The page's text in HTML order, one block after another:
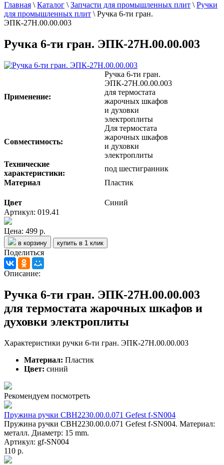
Главная \ Каталог \ Запчасти для промышленных плит \ Ручки
для промышленных плит \ Ручка 6-ти гран.
ЭПК-27Н.00.00.003
Ручка 6-ти гран. ЭПК-27Н.00.00.003
Применение:
Ручка 6-ти гран.
ЭПК-27Н.00.00.003
для термостата
жарочных шкафов
и духовки
электроплиты
Совместимость:
Для термостата
жарочных шкафов
и духовки
электроплиты
Технические
характеристики:
под шестигранник
Материал
Пластик
Цвет
Синий
Артикул: 019.41
Цена: 499 р.
в корзину купить в 1 клик
Поделиться
Описание:
Ручка 6-ти гран. ЭПК-27Н.00.00.003
для термостата жарочных шкафов и
духовки электроплиты
Характеристики ручки 6-ти гран. ЭПК-27Н.00.00.003
Материал: Пластик
Цвет: синий
Рекомендуем посмотреть
Пружина ручки СВН2230.00.0.071 Gefest f-SN004
Пружина ручки СВН2230.00.0.071 Gefest f-SN004. Материал:
металл. Диаметр: 15 mm.
Артикул: gf-SN004
110 р.